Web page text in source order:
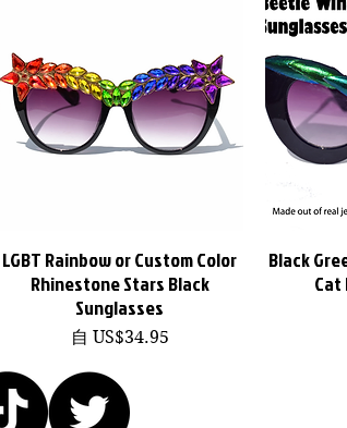
快速瀏覽
LGBT Rainbow or Custom Color
Rhinestone Stars Black
Sunglasses
自 US$34.95
促銷價格
Black
Cat